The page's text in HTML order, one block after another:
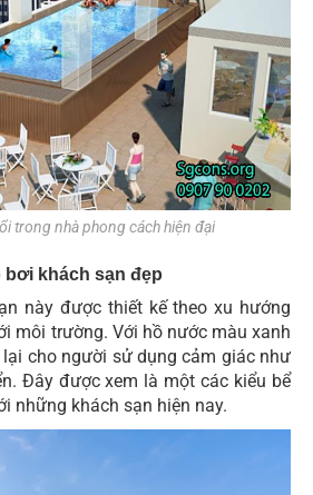
trong nhà phong cách hiện đại
bơi khách sạn đẹp
này được thiết kế theo xu hướng
môi trường. Với hồ nước màu xanh
cho người sử dụng cảm giác như
Đây được xem là một các kiểu bể
những khách sạn hiện nay.